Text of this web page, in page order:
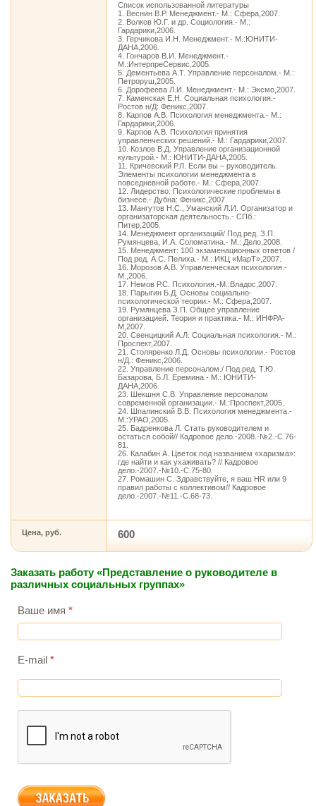
Список использованной литературы
1. Веснин В.Р. Менеджмент.- М.: Сфера,2007.
2. Волков Ю.Г. и др. Социология.- М.:
Гардарики,2006.
3. Герчикова И.Н. Менеджмент.- М.:ЮНИТИ-
ДАНА,2006.
4. Гончаров В.И. Менеджмент.-
М.:ИнтерпреСервис,2005.
5. Дементьева А.Т. Управление персоналом.- М.:
Петроруш,2005.
6. Дорофеева Л.И. Менеджмент.- М.: Эксмо,2007.
7. Каменская Е.Н. Социальная психология.-
Ростов н/Д: Феникс,2007.
8. Карпов А.В. Психология менеджмента.- М.:
Гардарики,2006.
9. Карпов А.В. Психология принятия
управленческих решений.- М.: Гардарики,2007.
10. Козлов В.Д. Управление организационной
культурой.- М.: ЮНИТИ-ДАНА,2005.
11. Кричевский Р.Л. Если вы – руководитель.
Элементы психологии менеджмента в
повседневной работе.- М.: Сфера,2007.
12. Лидерство: Психологические проблемы в
бизнесе.- Дубна: Феникс,2007.
13. Мангутов Н.С., Уманский Л.И. Организатор и
организаторская деятельность.- СПб.:
Питер,2005.
14. Менеджмент организаций/ Под ред. З.П.
Румянцева, И.А. Соломатина.- М.: Дело,2008.
15. Менеджмент: 100 экзаменационных ответов /
Под ред. А.С. Пелиха.- М.: ИКЦ «МарТ»,2007.
16. Морозов А.В. Управленческая психология.-
М.,2006.
17. Немов Р.С. Психология.-М.:Владос,2007.
18. Парыгин Б.Д. Основы социально-
психологической теории.- М.: Сфера,2007.
19. Румянцева З.П. Общее управление
организацией. Теория и практика.- М.: ИНФРА-
М,2007.
20. Свенцицкий А.Л. Социальная психология.- М.:
Проспект,2007.
21. Столяренко Л.Д. Основы психологии.- Ростов
н/Д.: Феникс,2006.
22. Управление персоналом./ Под ред. Т.Ю.
Базарова, Б.Л. Еремина.- М.: ЮНИТИ-
ДАНА,2006.
23. Шекшня С.В. Управление персоналом
современной организации.- М.:Проспект,2005.
24. Шпалинский В.В. Психология менеджмента.-
М.:УРАО,2005.
25. Бадренкова Л. Стать руководителем и
остаться собой// Кадровое дело.-2008.-№2.-С.76-
81.
26. Калабин А. Цветок под названием «харизма»:
где найти и как ухаживать? // Кадровое
дело.-2007.-№10.-С.75-80.
27. Ромашин С. Здравствуйте, я ваш HR или 9
правил работы с коллективом// Кадровое
дело.-2007.-№11.-С.68-73.
Цена, руб. 600
Заказать работу «Представление о руководителе в
различных социальных группах»
Ваше имя *
E-mail *